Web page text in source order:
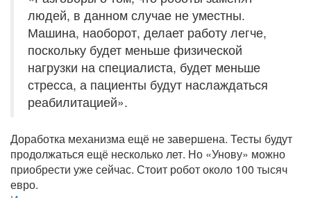
людей, в данном случае не уместны.
Машина, наоборот, делает работу легче,
поскольку будет меньше физической
нагрузки на специалиста, будет меньше
стресса, а пациенты будут наслаждаться
реабилитацией».
Доработка механизма ещё не завершена. Тесты будут
продолжаться ещё несколько лет. Но «Унову» можно
приобрести уже сейчас. Стоит робот около 100 тысяч
евро.